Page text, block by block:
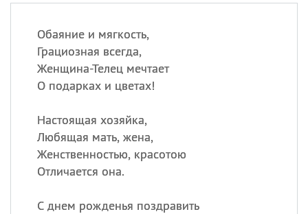
Обаяние и мягкость,
Грациозная всегда,
Женщина-Телец мечтает
О подарках и цветах!
Настоящая хозяйка,
Любящая мать, жена,
Женственностью, красотою
Отличается она.
С днем рожденья поздравить